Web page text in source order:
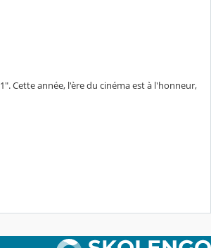
Cette année, l'ère du cinéma est à l'honneur,